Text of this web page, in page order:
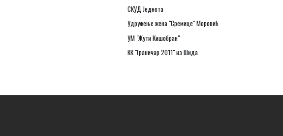
СКУД Једнота
Удружење жена "Сремице" Моровић
УМ "Жути Кишобран"
КК "Граничар 2011" из Шида